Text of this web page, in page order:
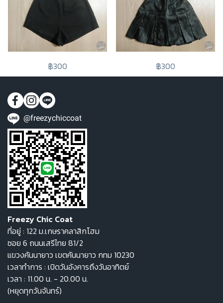
฿300 ฿300
@freezychiccoat
Freezy Chic Coat
ที่อยู่ : 122 ม.เกษราคลาสิกโฮม
ซอย 6 ถนนเสรีไทย 81/2
แขวงคันนายาว เขตคันนายาว กทม 10230
เวลาทำการ : เปิดวันอังคารถึงวันอาทิตย์
เวลา : 11.00 น. - 20.00 น.
(หยุดทุกวันจันทร์)